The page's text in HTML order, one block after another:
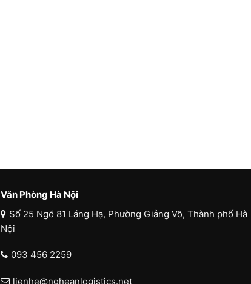
Văn Phòng Hà Nội
Số 25 Ngõ 81 Láng Hạ, Phường Giảng Võ, Thành phố Hà
Nội
093 456 2259
lienhe@ngheanlogistics.net